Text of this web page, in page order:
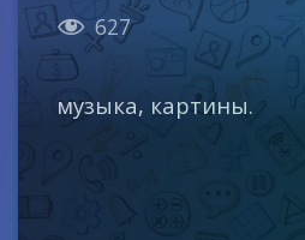
 627
музыка, картины.